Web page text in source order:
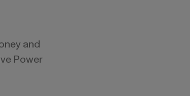
and
Power